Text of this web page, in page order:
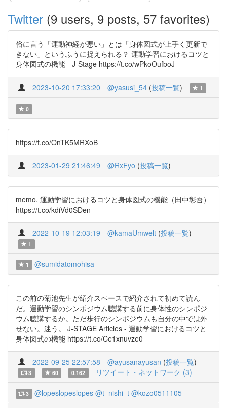
Twitter (9 users, 9 posts, 57 favorites)
俗に言う「運動神経が悪い」とは「身体図式が上手く更新で
きない」というふうに捉えられる？ 運動学習におけるコツと
身体図式の機能 - J-Stage https://t.co/wPkoOufboJ
2023-10-20 17:33:20 @yasusi_54 (投稿一覧) 1
0
https://t.co/OnTK5MRXoB
2023-01-29 21:46:49 @RxFyo (投稿一覧)
memo. 運動学習におけるコツと身体図式の機能（田中彰吾）
https://t.co/kdiVd0SDen
2022-10-19 12:03:19 @kamaUmwelt (投稿一覧)
1
1 @sumidatomohisa
この前の菊池先生が紹介スペースで紹介されて初めて読ん
だ。運動学習のシンポジウム聴講する前に身体性のシンポジ
ウム聴講するか。ただ歩行のシンポジウムも自分の中では外
せない。迷う。 J-STAGE Articles - 運動学習におけるコツと
身体図式の機能 https://t.co/Ce1xnuvze0
2022-09-25 22:57:58 @ayusanayusan (投稿一覧)
3 60 0.162 リツイート・ネットワーク (3)
3 @lopeslopeslopes @t_nishi_t @kozo0511105